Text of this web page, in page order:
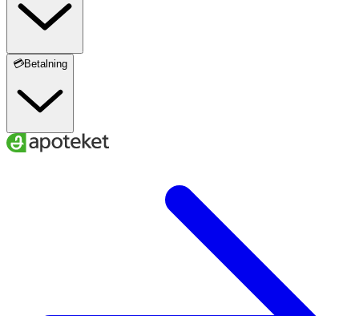
💳Betalning